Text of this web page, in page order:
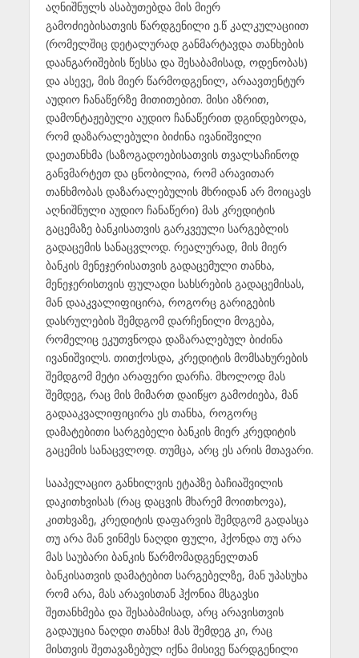
აღნიშნულს ასაბუთებდა მის მიერ
გამოძიებისათვის წარდგენილი ე.წ კალკულაციით
(რომელშიც დეტალურად განმარტავდა თანხების
დაანგარიშების წესსა და შესაბამისად, ოდენობას)
და ასევე, მის მიერ წარმოდგენილ, არაავთენტურ
აუდიო ჩანაწერზე მითითებით. მისი აზრით,
დამონტაჟებული აუდიო ჩანაწერით დგინდებოდა,
რომ დაზარალებული ბიძინა ივანიშვილი
დაეთანხმა (საზოგადოებისათვის თვალსაჩინოდ
განვმარტეთ და ცნობილია, რომ არავითარ
თანხმობას დაზარალებულის მხრიდან არ მოიცავს
აღნიშნული აუდიო ჩანაწერი) მას კრედიტის
გაცემაზე ბანკისათვის გარკვეული სარგებლის
გადაცემის სანაცვლოდ. რეალურად, მის მიერ
ბანკის მენეჯერისათვის გადაცემული თანხა,
მენეჯერისთვის ფულადი სახსრების გადაცემისას,
მან დააკვალიფიცირა, როგორც გარიგების
დასრულების შემდგომ დარჩენილი მოგება,
რომელიც ეკუთვნოდა დაზარალებულ ბიძინა
ივანიშვილს. თითქოსდა, კრედიტის მომსახურების
შემდგომ მეტი არაფერი დარჩა. მხოლოდ მას
შემდეგ, რაც მის მიმართ დაიწყო გამოძიება, მან
გადააკვალიფიცირა ეს თანხა, როგორც
დამატებითი სარგებელი ბანკის მიერ კრედიტის
გაცემის სანაცვლოდ. თუმცა, არც ეს არის მთავარი.
სააპელაციო განხილვის ეტაპზე ბაჩიაშვილის
დაკითხვისას (რაც დაცვის მხარემ მოითხოვა),
კითხვაზე, კრედიტის დაფარვის შემდგომ გადასცა
თუ არა მან ვინმეს ნაღდი ფული, ჰქონდა თუ არა
მას საუბარი ბანკის წარმომადგენელთან
ბანკისათვის დამატებით სარგებელზე, მან უპასუხა
რომ არა, მას არავისთან ჰქონია მსგავსი
შეთანხმება და შესაბამისად, არც არავისთვის
გადაუცია ნაღდი თანხა! მას შემდეგ კი, რაც
მისთვის შეთავაზებულ იქნა მისივე წარდგენილი